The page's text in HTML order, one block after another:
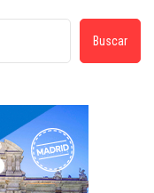
Buscar